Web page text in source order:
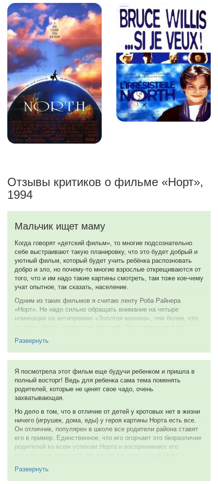
Отзывы критиков о фильме «Норт»,
1994
Мальчик ищет маму
Когда говорят «детский фильм», то многие подсознательно
себе выстраивают такую планировку, что это будет добрый и
уютный фильм, который будет учить ребёнка распозновать
добро и зло, но почему-то многие взрослые открещиваются от
того, что и им надо такие картины смотреть, там тоже кое-чему
учат опытное, так сказать, население.
Одним из таких фильмов я считаю ленту Роба Райнера
«Норт». Не надо сильно обращать внимание на четыре
номинации на антипремию «Золотая малина», тем более, что
на режиссёра, на Роба Райнера, ведь до «Норта» он снял
психологический триллер «Несколько хороших парней», за что
был удостоен чести быть номинированным на «Оскар» (опять
же приз не получил), а тут какой-то «Норт» с мальчишкой в
главной роли, с какой-то насмешливой стереотипизацией
всякого рода люда и, собственно говоря, высокой
морализацией фильма. Кто такое мог ожидать? Вот и
Кстати, мальчишка в главной роли — это Элайджа Вуд. Он
что в 13 лет (столько ему было на момент премьеры «Норта»),
что в 31 выглядит почти одинаково. Его лучистый
голубоглазый взгляд знают все (особенно благодаря трилогии
говориться, нельзя переиграть в кино только детей и
животных, это так, Вуд хоть и молодой, но играет достаточно
Развернуть
Я посмотрела этот фильм еще будучи ребенком и пришла в
полный восторг! Ведь для ребенка сама тема поменять
родителей, которые не ценят свое чадо, очень
захватывающая.
Но дело в том, что в отличие от детей у кротовых нет в жизни
ничего (игрушек, дома, еды) у героя картины Норта есть все.
Он отличник, популярен в школе все родители района ставят
его в пример. Единственное, что его огорчает это безразличие
родителей ко всем успехам Норта и воспринимают его
Развернуть